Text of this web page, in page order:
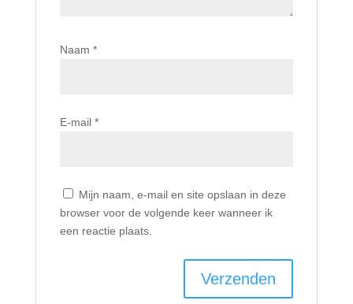
Naam *
E-mail *
Mijn naam, e-mail en site opslaan in deze
browser voor de volgende keer wanneer ik
een reactie plaats.